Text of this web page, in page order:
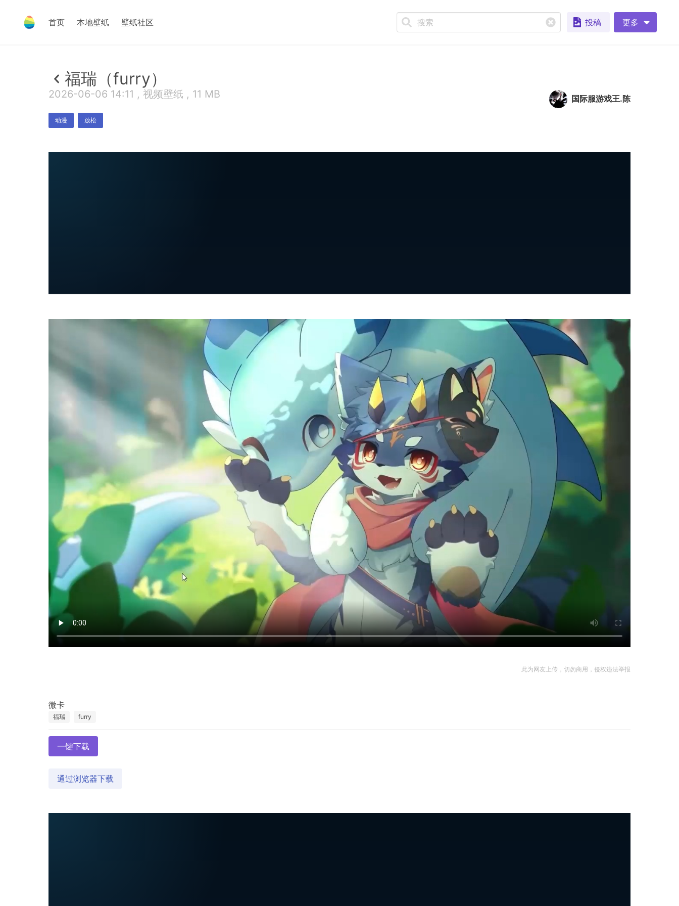
首页 本地壁纸 壁纸社区 投稿 更多
福瑞（furry）
2026-06-06 14:11 , 视频壁纸 , 11 MB
动漫 放松
国际服游戏王.陈
此为网友上传，切勿商用，侵权违法举报
福瑞 furry
一键下载
通过浏览器下载